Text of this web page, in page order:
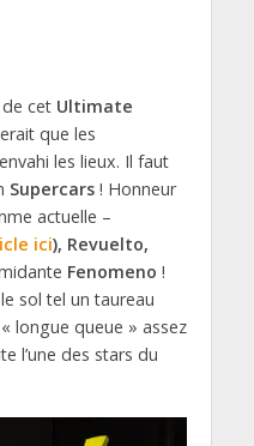
cet Ultimate
que les
les lieux. Il faut
Supercars! Honneur
actuelle –
ici), Revuelto,
Fenomeno !
sol tel un taureau
longue queue » assez
l’une des stars du